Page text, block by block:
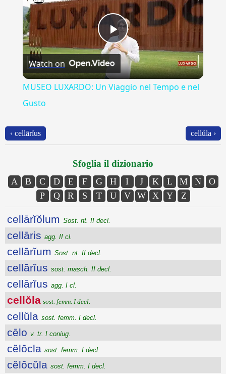
Play
Video
Watch on
MUSEO LUXARDO: Un Viaggio nel Tempo e nel
Gusto
‹ cellārĭus cellŭla ›
Sfoglia il dizionario
A B C D E F G H I J K L M N
O
P
Q R S T U V W X Y Z
cellārĭŏlum Sost. nt. II decl.
cellāris agg. II cl.
cellārĭum Sost. nt. II decl.
cellārĭus sost. masch. II decl.
cellārĭus agg. I cl.
cellŏla sost. femm. I decl.
cellŭla sost. femm. I decl.
cēlo v. tr. I coniug.
cĕlōcla sost. femm. I decl.
cĕlōcŭla sost. femm. I decl.